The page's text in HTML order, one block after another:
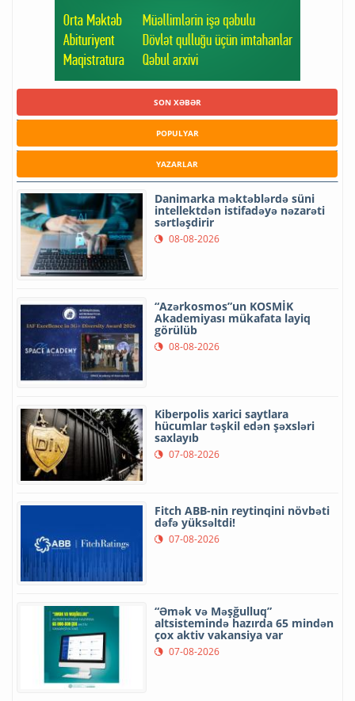
SON XƏBƏR
POPULYAR
YAZARLAR
Danimarka məktəblərdə süni
intellektdən istifadəyə nəzarəti
sərtləşdirir
08-08-2026
“Azərkosmos”un KOSMİK
Akademiyası mükafata layiq
görülüb
08-08-2026
Kiberpolis xarici saytlara
hücumlar təşkil edən şəxsləri
saxlayıb
07-08-2026
Fitch ABB-nin reytinqini növbəti
dəfə yüksəltdi!
07-08-2026
“Əmək və Məşğulluq”
altsistemində hazırda 65 mindən
çox aktiv vakansiya var
07-08-2026